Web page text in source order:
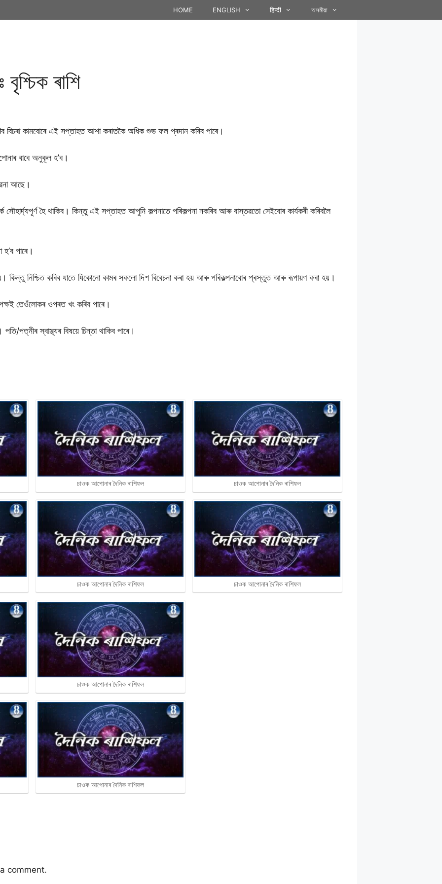
HOME ENGLISH हिन्दी অসমীয়া
ৰাশি
বিচৰা কামবোৰে এই সপ্তাহত আশা কৰাতকৈ অধিক শুভ ফল প্ৰদান কৰিব পাৰে।
বাবে অনুকূল হ’ব।
আছে।
হৈ থাকিব। কিন্তু এই সপ্তাহত আপুনি কল্পনাতে পৰিকল্পনা নকৰিব আৰু বাস্তৱতো সেইবোৰ কাৰ্যকৰী কৰিবলৈ
পাৰে।
কিন্তু নিশ্চিত কৰিব যাতে যিকোনো কামৰ সকলো দিশ বিবেচনা কৰা হয় আৰু পৰিকল্পনাবোৰ প্ৰস্তুত আৰু ৰূপায়ণ কৰা হয়।
তেওঁলোকৰ ওপৰত খং কৰিব পাৰে।
পত্নীৰ স্বাস্থ্যৰ বিষয়ে চিন্তা থাকিব পাৰে।
চাওক আপোনাৰ দৈনিক ৰাশিফল
চাওক আপোনাৰ দৈনিক ৰাশিফল
চাওক আপোনাৰ দৈনিক ৰাশিফল
চাওক আপোনাৰ দৈনিক ৰাশিফল
চাওক আপোনাৰ দৈনিক ৰাশিফল
চাওক আপোনাৰ দৈনিক ৰাশিফল
comment.